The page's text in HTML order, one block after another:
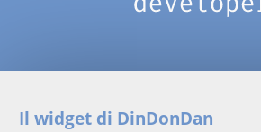
Il widget di DinDonDan